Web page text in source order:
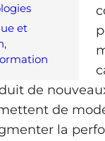
et
de
de
la